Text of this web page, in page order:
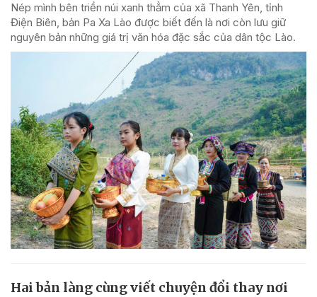
Nép mình bên triền núi xanh thẳm của xã Thanh Yên, tỉnh
Điện Biên, bản Pa Xa Lào được biết đến là nơi còn lưu giữ
nguyên bản những giá trị văn hóa đặc sắc của dân tộc Lào.
Hai bản làng cùng viết chuyện đổi thay nơi